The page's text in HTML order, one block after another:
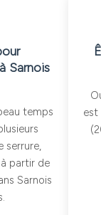
Sarnois
temps
serrure,
à partir de
Sarnois
est